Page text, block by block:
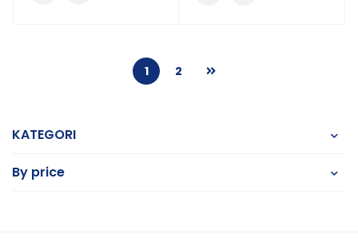
KATEGORI
By price
1 2